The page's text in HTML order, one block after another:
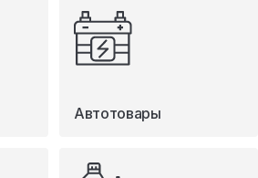
жидкости
Автотовары